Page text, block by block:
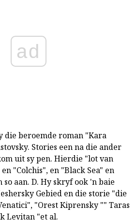
ad
die beroemde roman "Kara
Stories een na die ander
uit sy pen. Hierdie "lot van
"Colchis", en "Black Sea" en
aan. D. Hy skryf ook 'n baie
Gebied en die storie "die
"Orest Kiprensky "" Taras
Levitan "et al.